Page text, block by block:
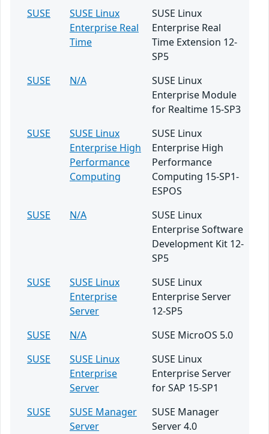
SUSE
SUSE Linux
Enterprise Real
Time
SUSE Linux
Enterprise Real
Time Extension 12-
SP5
SUSE
N/A
SUSE Linux
Enterprise Module
for Realtime 15-SP3
SUSE
SUSE Linux
Enterprise High
Performance
Computing
SUSE Linux
Enterprise High
Performance
Computing 15-SP1-
ESPOS
SUSE
N/A
SUSE Linux
Enterprise Software
Development Kit 12-
SP5
SUSE
SUSE Linux
Enterprise
Server
SUSE Linux
Enterprise Server
12-SP5
SUSE
N/A
SUSE MicroOS 5.0
SUSE
SUSE Linux
Enterprise
Server
SUSE Linux
Enterprise Server
for SAP 15-SP1
SUSE
SUSE Manager
Server
SUSE Manager
Server 4.0